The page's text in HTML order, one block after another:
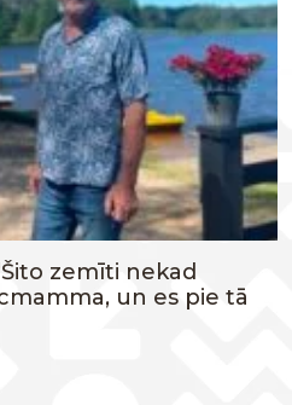
zemīti nekad
un es pie tā